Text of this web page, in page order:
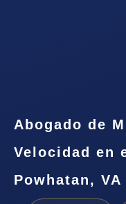
Abogado de
Velocidad en
Powhatan, VA